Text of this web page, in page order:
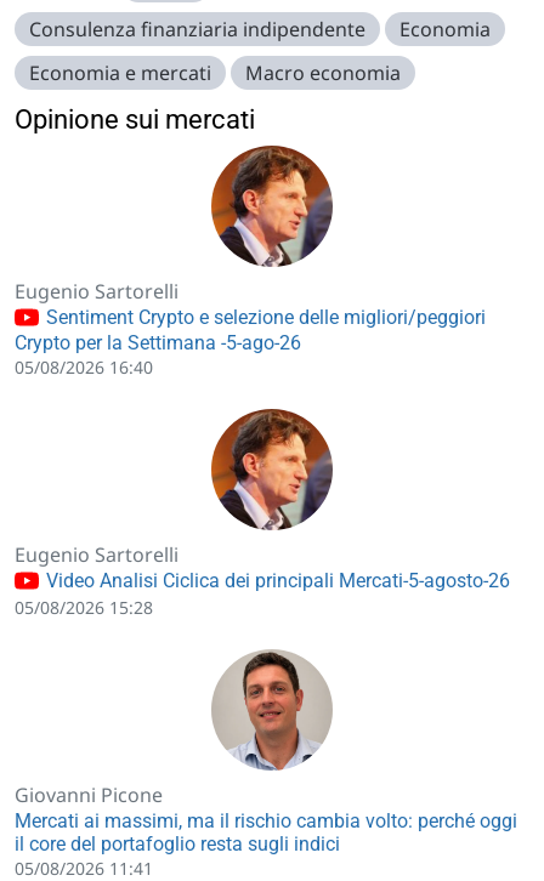
Consulenza finanziaria indipendente
Economia
Economia e mercati
Macro economia
Opinione sui mercati
Eugenio Sartorelli
Sentiment Crypto e selezione delle migliori/peggiori
Crypto per la Settimana -5-ago-26
05/08/2026 16:40
Eugenio Sartorelli
Video Analisi Ciclica dei principali Mercati-5-agosto-26
05/08/2026 15:28
Giovanni Picone
Mercati ai massimi, ma il rischio cambia volto: perché oggi
il core del portafoglio resta sugli indici
05/08/2026 11:41